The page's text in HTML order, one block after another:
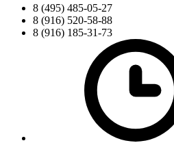
8 (495) 485-05-27
8 (916) 520-58-88
8 (916) 185-31-73